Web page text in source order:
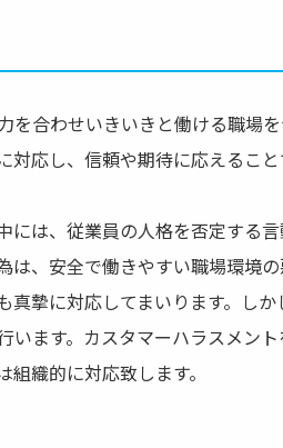
合わせいきいきと働ける職場
応し、信頼や期待に応えるこ
は、従業員の人格を否定する
、安全で働きやすい職場環境
摯に対応してまいります。し
ます。カスタマーハラスメン
織的に対応致します。